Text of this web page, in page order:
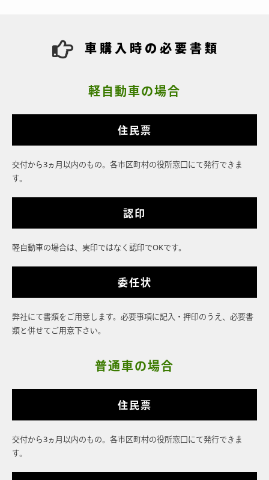
車購入時の必要書類
軽自動車の場合
住民票
交付から3ヵ月以内のもの。各市区町村の役所窓口にて発行できま
す。
認印
軽自動車の場合は、実印ではなく認印でOKです。
委任状
弊社にて書類をご用意します。必要事項に記入・押印のうえ、必要書
類と併せてご用意下さい。
普通車の場合
住民票
交付から3ヵ月以内のもの。各市区町村の役所窓口にて発行できま
す。